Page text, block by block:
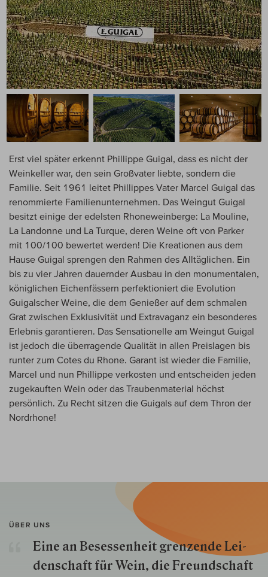
Erst viel später erkennt Phillippe Guigal, dass es nicht der
Weinkeller war, den sein Großvater liebte, sondern die
Familie. Seit 1961 leitet Phillippes Vater Marcel Guigal das
renommierte Familienunternehmen. Das Weingut Guigal
besitzt einige der edelsten Rhoneweinberge: La Mouline,
La Landonne und La Turque, deren Weine oft von Parker
mit 100/100 bewertet werden! Die Kreationen aus dem
Hause Guigal sprengen den Rahmen des Alltäglichen. Ein
bis zu vier Jahren dauernder Ausbau in den monumentalen,
königlichen Eichenfässern perfektioniert die Evolution
Guigalscher Weine, die dem Genießer auf dem schmalen
Grat zwischen Exklusivität und Extravaganz ein besonderes
Erlebnis garantieren. Das Sensationelle am Weingut Guigal
ist jedoch die überragende Qualität in allen Preislagen bis
runter zum Cotes du Rhone. Garant ist wieder die Familie,
Marcel und nun Phillippe verkosten und entscheiden jeden
zugekauften Wein oder das Traubenmaterial höchst
persönlich. Zu Recht sitzen die Guigals auf dem Thron der
Nordrhone!
ÜBER UNS
Eine an Besessenheit gren­zende Lei­
den­schaft für Wein, die Freund­schaft